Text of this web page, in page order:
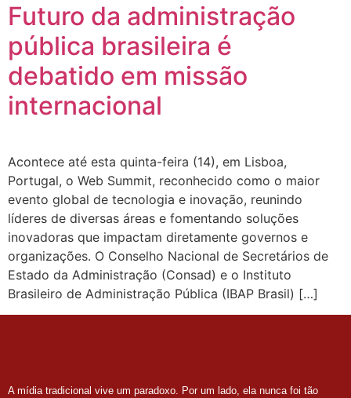
Futuro da administração
pública brasileira é
debatido em missão
internacional
Acontece até esta quinta-feira (14), em Lisboa,
Portugal, o Web Summit, reconhecido como o maior
evento global de tecnologia e inovação, reunindo
líderes de diversas áreas e fomentando soluções
inovadoras que impactam diretamente governos e
organizações. O Conselho Nacional de Secretários de
Estado da Administração (Consad) e o Instituto
Brasileiro de Administração Pública (IBAP Brasil) […]
A mídia tradicional vive um paradoxo. Por um lado, ela nunca foi tão